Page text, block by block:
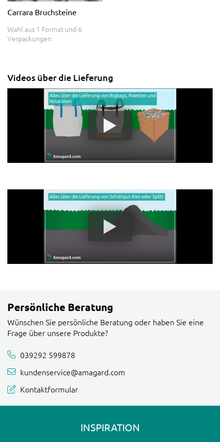
Carrara Bruchsteine
Wahl aus 1 Format und 6
Verpackungen
Videos über die Lieferung
Persönliche Beratung
Wünschen Sie persönliche Beratung oder haben Sie eine
Frage über unsere Produkte?
039292 599878
kundenservice@amagard.com
Kontaktformular
INSPIRATION